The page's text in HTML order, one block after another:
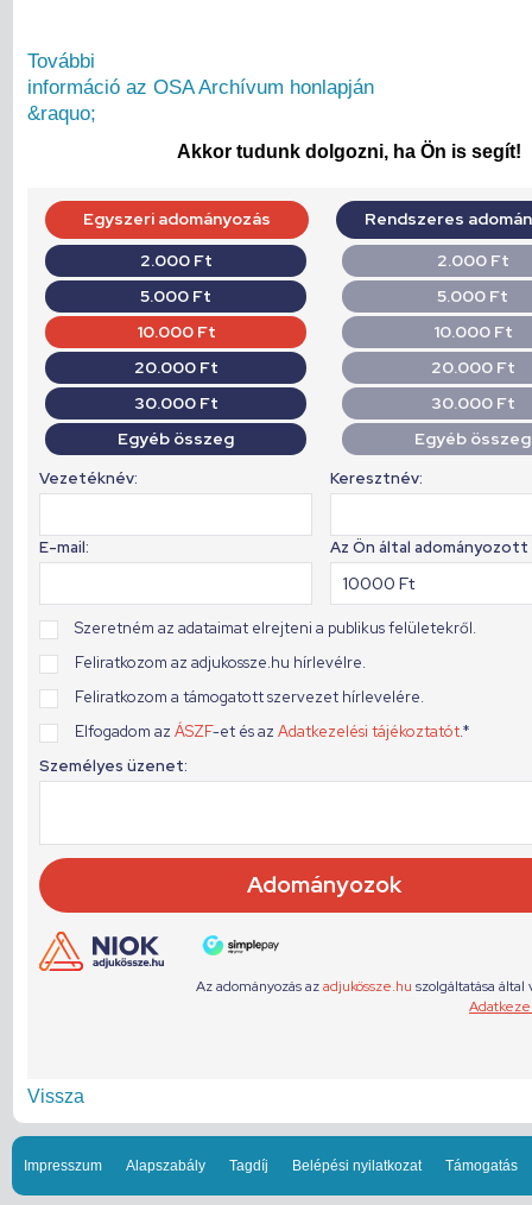
További
információ az OSA Archívum honlapján
&raquo;
Akkor tudunk dolgozni, ha Ön is segít!
Vissza
Impresszum Alapszabály Tagdíj Belépési nyilatkozat Támogatás